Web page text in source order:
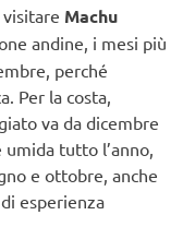
Machu
andine, i mesi più
perché
Per la costa,
va da dicembre
umida tutto l’anno,
e ottobre, anche
esperienza